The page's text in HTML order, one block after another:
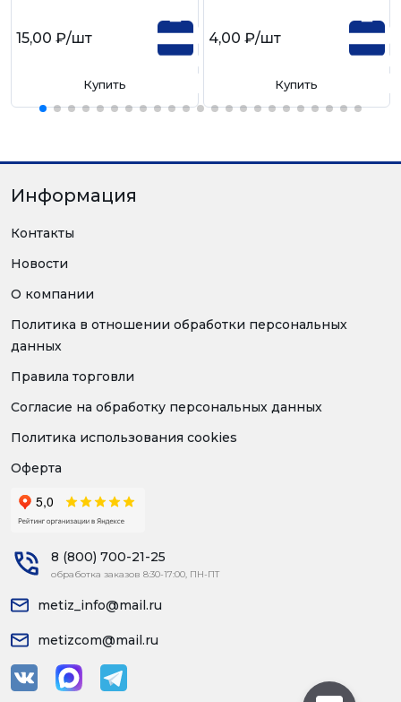
15,00 ₽/шт
Купить
4,00 ₽/шт
Купить
Информация
Контакты
Новости
О компании
Политика в отношении обработки персональных
данных
Правила торговли
Согласие на обработку персональных данных
Политика использования cookies
Оферта
8 (800) 700-21-25
обработка заказов 8:30-17:00, ПН-ПТ
metiz_info@mail.ru
metizcom@mail.ru